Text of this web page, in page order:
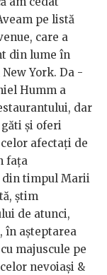
pe listă
care a
din lume în
York. Da -
Humm a
dar
găti și oferi
afectați de
fața
din timpul Marii
știm
de atunci,
în așteptarea
majuscule pe
nevoiași &